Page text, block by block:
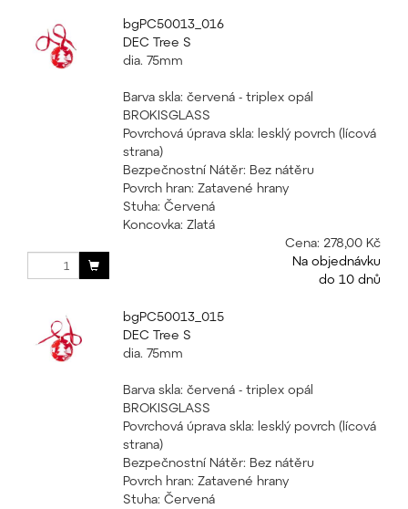
bgPC50013_016
DEC Tree S
dia. 75mm
Barva skla: červená - triplex opál
BROKISGLASS
Povrchová úprava skla: lesklý povrch (lícová
strana)
Bezpečnostní Nátěr: Bez nátěru
Povrch hran: Zatavené hrany
Stuha: Červená
Koncovka: Zlatá
Cena: 278,00 Kč
Na objednávku
do 10 dnů
bgPC50013_015
DEC Tree S
dia. 75mm
Barva skla: červená - triplex opál
BROKISGLASS
Povrchová úprava skla: lesklý povrch (lícová
strana)
Bezpečnostní Nátěr: Bez nátěru
Povrch hran: Zatavené hrany
Stuha: Červená